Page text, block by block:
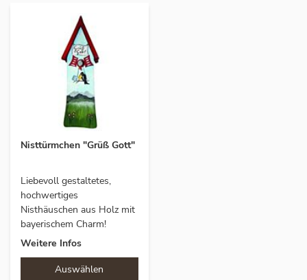
Nisttürmchen "Grüß Gott"
Liebevoll gestaltetes,
hochwertiges
Nisthäuschen aus Holz mit
bayerischem Charm!
Weitere Infos